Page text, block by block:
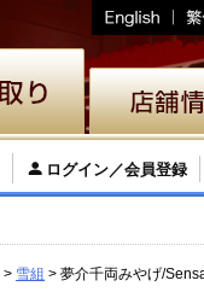
ログイン／会員登録
雪組 夢介千両みやげ/